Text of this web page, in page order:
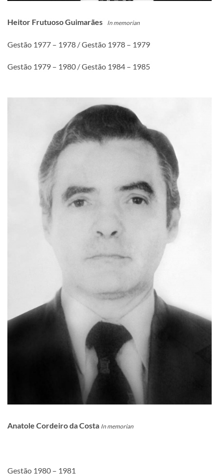
Heitor Frutuoso Guimarães In memorian
Gestão 1977 – 1978 / Gestão 1978 – 1979
Gestão 1979 – 1980 / Gestão 1984 – 1985
Anatole Cordeiro da Costa In memorian
Gestão 1980 – 1981